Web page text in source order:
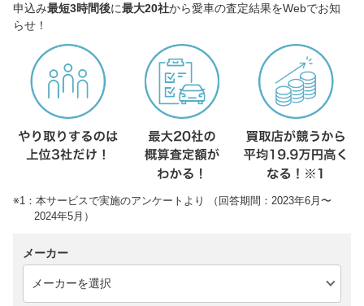
申込み最短3時間後に最大20社から愛車の査定結果をWebでお知
らせ！
※1：本サービスで実施のアンケートより （回答期間：2023年6月〜
2024年5月）
メーカー